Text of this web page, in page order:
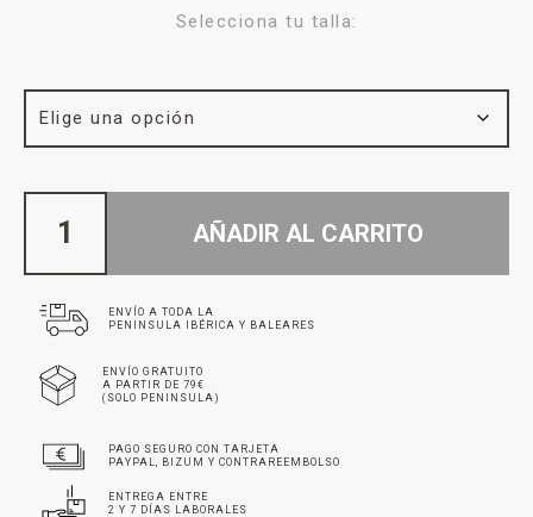
Selecciona tu talla:
AÑADIR AL CARRITO
ENVÍO A TODA LA
PENINSULA IBÉRICA Y BALEARES
ENVÍO GRATUITO
A PARTIR DE 79€
(SOLO PENINSULA)
PAGO SEGURO CON TARJETA
PAYPAL, BIZUM Y CONTRAREEMBOLSO
ENTREGA ENTRE
2 Y 7 DÍAS LABORALES